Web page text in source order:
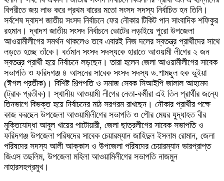
বিপরীতে জয় লাভ করে প্রথম বারের মতো সংসদ সদস্য নির্বাচিত হন তিনি।
সর্বশেষ দ্বাদশ জাতীয় সংসদ নির্বাচনে ফের নৌকার টিকিট পান সাংবাদিক শফিকুর
রহমান। দ্বাদশ জাতীয় সংসদ নির্বাচনে ভোটের লড়াইয়ে পুরো উপজেলা
আওয়ামীলীগের সমর্থন থাকলেও তবে এবারই নিজ দলের স্বতন্ত্র প্রার্থীদের সাথে
লড়তে হচ্ছে তাঁকে। বর্তমান সংসদ সদস্যকে হারাতে আওয়ামী লীগের ২ জন
স্বতন্ত্র প্রার্থী হয়ে নির্বাচনে লড়ছেন। তারা হলেন জেলা আওয়ামীলীগের সাবেক
সভাপতি ও ফরিদগঞ্জ ৪ আসনের সাবেক সংসদ সদস্য ড.শামছুল হক ভুইয়া
(ঈগল প্রতীক)। বিশিষ্ট শিল্পপতি ও সমাজ সেবক সিআইপি জালাল আহমেদ
(ট্রাক প্রতীক)। স্থানীয় আওয়ামী লীগের নেতা-কর্মীরা এই তিন প্রার্থীর জন্যে
তিনভাগে বিভক্ত হয়ে নির্বাচনের মাঠ সরগরম রাখছেন। নৌকার প্রার্থীর পক্ষে
কাজ করছেন উপজেলা আওয়ামীলীগের সভাপতি ও পৌর মেয়র যুদ্ধাহত বীর
মুক্তিযোদ্ধা আবুল খায়ের পাটোয়ারী, জেলা ছাত্রলীগের সাবেক সভাপতি ও
ফরিদগঞ্জ উপজেলা পরিষদের সাবেক চেয়ারম্যান জাহিদুল ইসলাম রোমান, জেলা
পরিষদের সদস্য আলী আক্কাস ও উপজেলা পরিষদের চেয়ারম্যান ভারপ্রাপ্ত
জিএস তছলিম, উপজেলা মহিলা আওয়ামিলীগের সভাপতি নাজমুন
নাহারসহপ্রমুখ।